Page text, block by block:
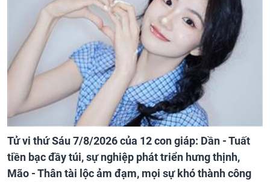
Tử vi thứ Sáu 7/8/2026 của 12 con giáp: Dần - Tuất
tiền bạc đầy túi, sự nghiệp phát triển hưng thịnh,
Mão - Thân tài lộc ảm đạm, mọi sự khó thành công